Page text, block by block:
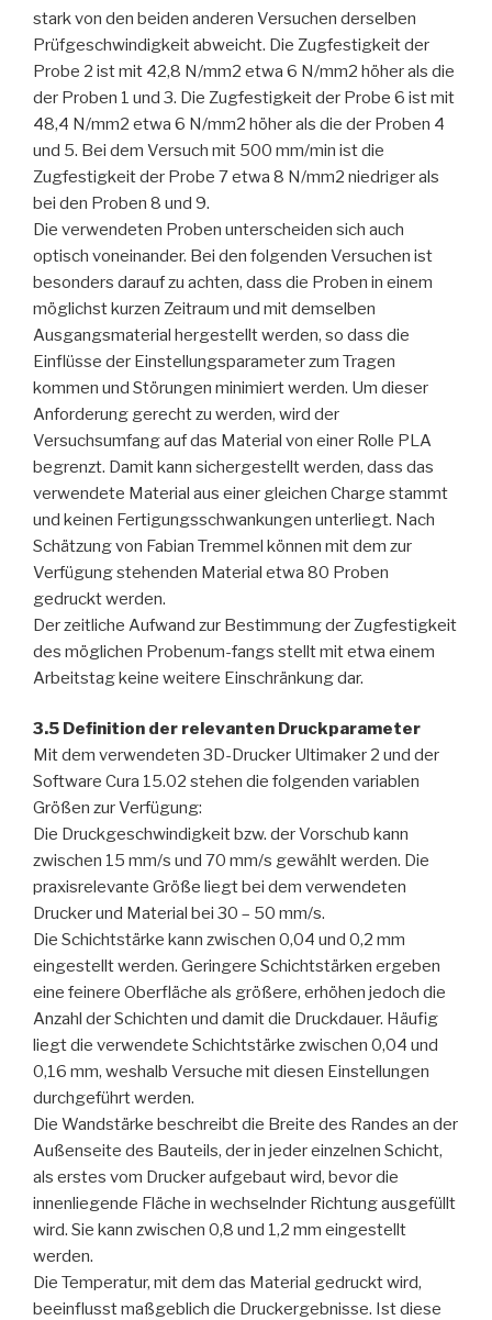
stark von den beiden anderen Versuchen derselben
Prüfgeschwindigkeit abweicht. Die Zugfestigkeit der
Probe 2 ist mit 42,8 N/mm2 etwa 6 N/mm2 höher als die
der Proben 1 und 3. Die Zugfestigkeit der Probe 6 ist mit
48,4 N/mm2 etwa 6 N/mm2 höher als die der Proben 4
und 5. Bei dem Versuch mit 500 mm/min ist die
Zugfestigkeit der Probe 7 etwa 8 N/mm2 niedriger als
bei den Proben 8 und 9.
Die verwendeten Proben unterscheiden sich auch
optisch voneinander. Bei den folgenden Versuchen ist
besonders darauf zu achten, dass die Proben in einem
möglichst kurzen Zeitraum und mit demselben
Ausgangsmaterial hergestellt werden, so dass die
Einflüsse der Einstellungsparameter zum Tragen
kommen und Störungen minimiert werden. Um dieser
Anforderung gerecht zu werden, wird der
Versuchsumfang auf das Material von einer Rolle PLA
begrenzt. Damit kann sichergestellt werden, dass das
verwendete Material aus einer gleichen Charge stammt
und keinen Fertigungsschwankungen unterliegt. Nach
Schätzung von Fabian Tremmel können mit dem zur
Verfügung stehenden Material etwa 80 Proben
gedruckt werden.
Der zeitliche Aufwand zur Bestimmung der Zugfestigkeit
des möglichen Probenum-fangs stellt mit etwa einem
Arbeitstag keine weitere Einschränkung dar.
3.5 Definition der relevanten Druckparameter
Mit dem verwendeten 3D-Drucker Ultimaker 2 und der
Software Cura 15.02 stehen die folgenden variablen
Größen zur Verfügung:
Die Druckgeschwindigkeit bzw. der Vorschub kann
zwischen 15 mm/s und 70 mm/s gewählt werden. Die
praxisrelevante Größe liegt bei dem verwendeten
Drucker und Material bei 30 – 50 mm/s.
Die Schichtstärke kann zwischen 0,04 und 0,2 mm
eingestellt werden. Geringere Schichtstärken ergeben
eine feinere Oberfläche als größere, erhöhen jedoch die
Anzahl der Schichten und damit die Druckdauer. Häufig
liegt die verwendete Schichtstärke zwischen 0,04 und
0,16 mm, weshalb Versuche mit diesen Einstellungen
durchgeführt werden.
Die Wandstärke beschreibt die Breite des Randes an der
Außenseite des Bauteils, der in jeder einzelnen Schicht,
als erstes vom Drucker aufgebaut wird, bevor die
innenliegende Fläche in wechselnder Richtung ausgefüllt
wird. Sie kann zwischen 0,8 und 1,2 mm eingestellt
werden.
Die Temperatur, mit dem das Material gedruckt wird,
beeinflusst maßgeblich die Druckergebnisse. Ist diese